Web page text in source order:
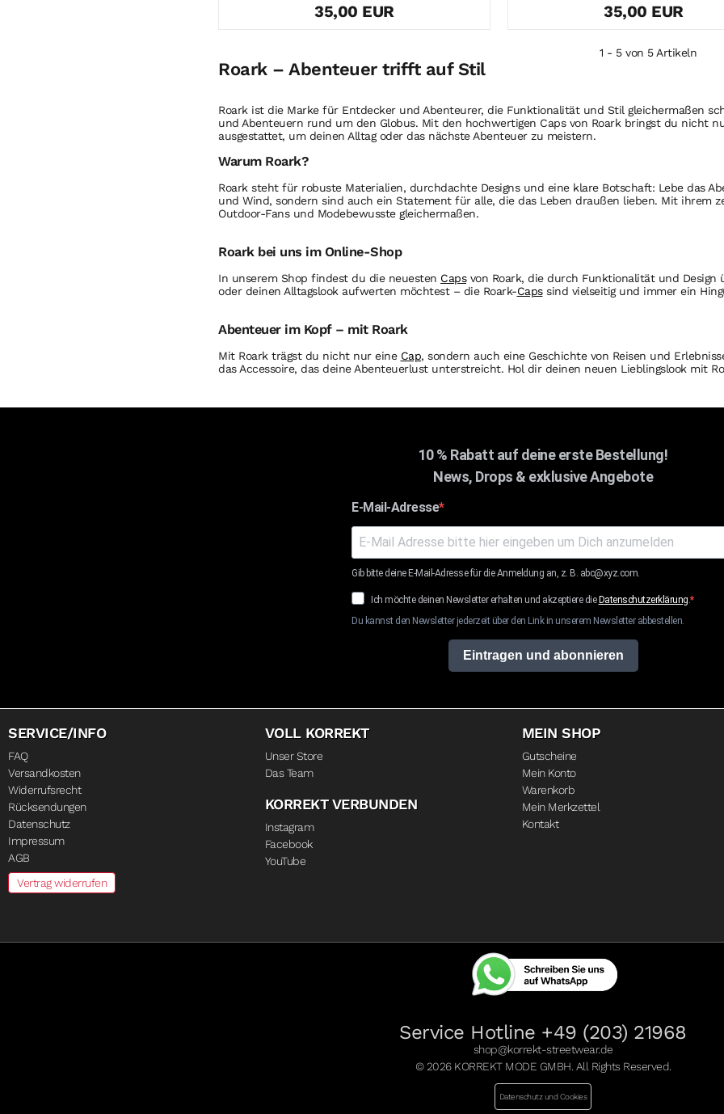
35,00 EUR 35,00 EUR
1 - 5 von 5 Artikeln
Roark – Abenteuer trifft auf Stil
Roark ist die Marke für Entdecker und Abenteurer, die Funktionalität und Stil gleichermaßen
und Abenteuern rund um den Globus. Mit den hochwertigen Caps von Roark bringst du nicht
ausgestattet, um deinen Alltag oder das nächste Abenteuer zu meistern.
Warum Roark?
Roark steht für robuste Materialien, durchdachte Designs und eine klare Botschaft: Lebe das
und Wind, sondern sind auch ein Statement für alle, die das Leben draußen lieben. Mit ihrem
Outdoor-Fans und Modebewusste gleichermaßen.
Roark bei uns im Online-Shop
In unserem Shop findest du die neuesten Capsvon Roark, die durch Funktionalität und Design
oder deinen Alltagslook aufwerten möchtest – die Roark-Capssind vielseitig und immer ein
Abenteuer im Kopf – mit Roark
Mit Roark trägst du nicht nur eine Cap, sondern auch eine Geschichte von Reisen und
das Accessoire, das deine Abenteuerlust unterstreicht. Hol dir deinen neuen Lieblingslook mit
10 % Rabatt auf deine erste Bestellung!
News, Drops & exklusive Angebote
E-Mail-Adresse
Gib bitte deine E-Mail-Adresse für die Anmeldung an, z. B. abc@xyz.com.
Ich möchte deinen Newsletter erhalten und akzeptiere dieDatenschutzerklärung.
Du kannst den Newsletter jederzeit über den Link in unserem Newsletter abbestellen.
Eintragen und abonnieren
SERVICE/INFO
FAQ
Versandkosten
Widerrufsrecht
Rücksendungen
Datenschutz
Impressum
AGB
Vertrag widerrufen
VOLL KORREKT
Unser Store
Das Team
KORREKT VERBUNDEN
Instagram
Facebook
YouTube
MEIN SHOP
Gutscheine
Mein Konto
Warenkorb
Mein Merkzettel
Kontakt
Service Hotline +49 (203) 21968
shop@korrekt-streetwear.de
© 2026 KORREKT MODE GMBH. All Rights Reserved.
Datenschutz und Cookies